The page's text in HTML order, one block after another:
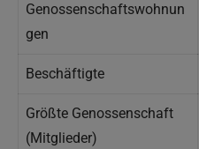
Genossenschaftswohnun
gen
Beschäftigte
Größte Genossenschaft
(Mitglieder)